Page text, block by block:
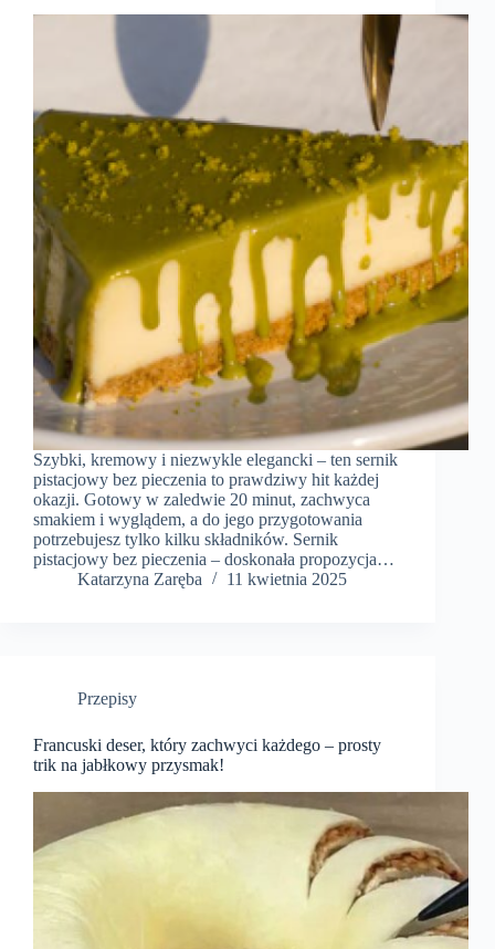
Szybki, kremowy i niezwykle elegancki – ten sernik
pistacjowy bez pieczenia to prawdziwy hit każdej
okazji. Gotowy w zaledwie 20 minut, zachwyca
smakiem i wyglądem, a do jego przygotowania
potrzebujesz tylko kilku składników. Sernik
pistacjowy bez pieczenia – doskonała propozycja…
Katarzyna Zaręba
11 kwietnia 2025
Przepisy
Francuski deser, który zachwyci każdego – prosty
trik na jabłkowy przysmak!